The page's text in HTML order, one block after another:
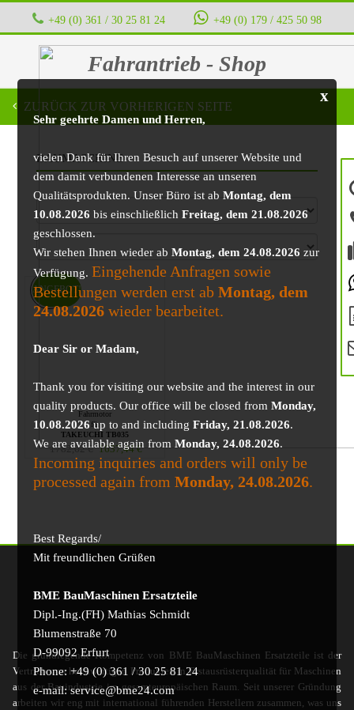
+49 (0) 361 / 30 25 81 24 ‭ ‭ ‭ ‭ +49 (0) 179 / 425 50 98
Fahrantrieb - Shop
x
Sehr geehrte Damen und Herren,
vielen Dank für Ihren Besuch auf unserer Website und
dem damit verbundenen Interesse an unseren
Qualitätsprodukten. Unser Büro ist abMontag, dem
10.08.2026 bis einschließlichFreitag, dem 21.08.2026
geschlossen.
Wir stehen Ihnen wieder abMontag, dem 24.08.2026 zur
Verfügung. Eingehende Anfragen sowie
Bestellungen werden erst abMontag, dem
24.08.2026 wieder bearbeitet.
Dear Sir or Madam,
Thank you for visiting our website and the interest in our
quality products. Our office will be closed fromMonday,
10.08.2026up to and includingFriday, 21.08.2026.
We are available again fromMonday, 24.08.2026.
Incoming inquiries and orders will only be
processed again fromMonday, 24.08.2026.
Best Regards/
Mit freundlichen Grüßen
BME BauMaschinen Ersatzteile
Dipl.-Ing.(FH) Mathias Schmidt
Blumenstraße 70
D-99092 Erfurt
Phone: +49 (0) 361 / 30 25 81 24
e-mail: service@bme24.com
ZURÜCK ZUR VORHERIGEN SEITE
BAUMASCHINE
Fahrmotor
für
TAKEUCHI TB035
1782,62€ 1637,44€
ANGEBOT!
Die grundlegende Kompetenz von BME BauMaschinen Ersatzteile ist der
Vertrieb von hochwertigen Produkten in Erstausrüsterqualität für Maschinen
aus der Bauindustrie im gesamteuropäischen Raum. Seit unserer Gründung
arbeiten wir eng mit international führenden Herstellern zusammen, was uns